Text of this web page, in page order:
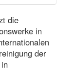
die
in
der